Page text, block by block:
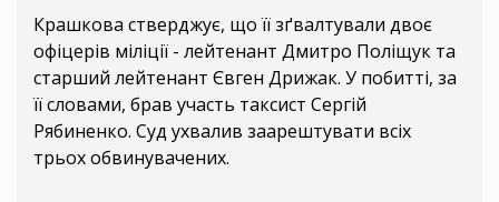
Крашкова стверджує, що її зґвалтували двоє
офіцерів міліції - лейтенант Дмитро Поліщук та
старший лейтенант Євген Дрижак. У побитті, за
її словами, брав участь таксист Сергій
Рябиненко. Суд ухвалив заарештувати всіх
трьох обвинувачених.